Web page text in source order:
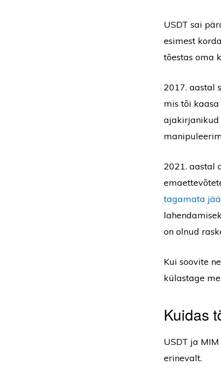
USDT sai
esimest
tõestas oma
2017. aastal
mis tõi
ajakirjanikud
2021. aastal
tagamata
on olnud
Kui soovite
külastage
Kuidas
USDT ja
erinevalt.